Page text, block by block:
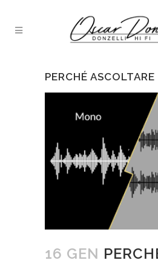
PERCHÉ
16 GEN